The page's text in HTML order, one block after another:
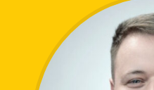
Trenutno zaposlena u
vodećih agencija za
funkciju menadžerice
kvantitativna istraživanja.